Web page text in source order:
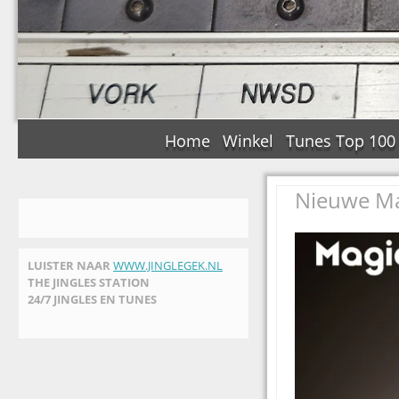
Home Winkel Tunes Top 100
LUISTER NAAR WWW.JINGLEGEK.NL
THE JINGLES STATION
24/7 JINGLES EN TUNES
Nieuwe